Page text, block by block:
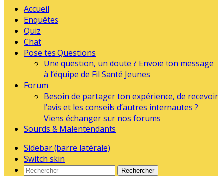
Accueil
Enquêtes
Quiz
Chat
Pose tes Questions
Une question, un doute ? Envoie ton message
à l’équipe de Fil Santé Jeunes
Forum
Besoin de partager ton expérience, de recevoir
l’avis et les conseils d’autres internautes ?
Viens échanger sur nos forums
Sourds & Malentendants
Sidebar (barre latérale)
Switch skin
Rechercher